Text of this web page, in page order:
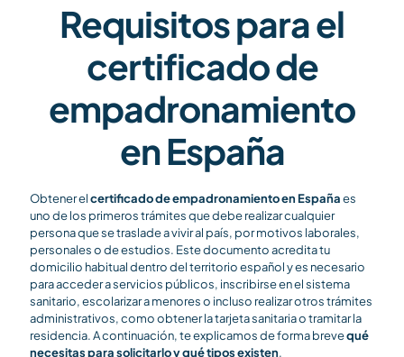
Requisitos para el
certificado de
empadronamiento
en España
Obtener elcertificado de empadronamiento en Españaes
uno de los primeros trámites que debe realizar cualquier
persona que se traslade a vivir al país, por motivos laborales,
personales o de estudios. Este documento acredita tu
domicilio habitual dentro del territorio español y es necesario
para acceder a servicios públicos, inscribirse en el sistema
sanitario, escolarizar a menores o incluso realizar otros trámites
administrativos, como obtener la tarjeta sanitaria o tramitar la
residencia. A continuación, te explicamos de forma brevequé
necesitas para solicitarlo y qué tipos existen.